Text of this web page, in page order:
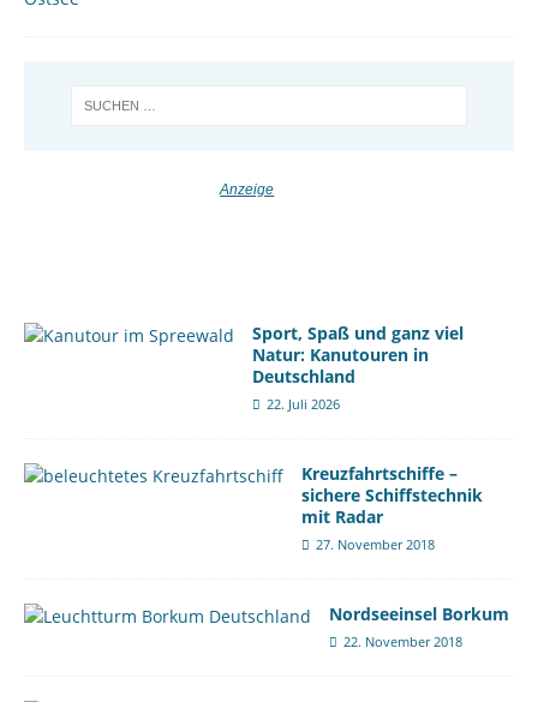
Sport, Spaß und ganz viel
Natur: Kanutouren in
Deutschland
22. Juli 2026
Kreuzfahrtschiffe –
sichere Schiffstechnik
mit Radar
27. November 2018
Nordseeinsel Borkum
22. November 2018